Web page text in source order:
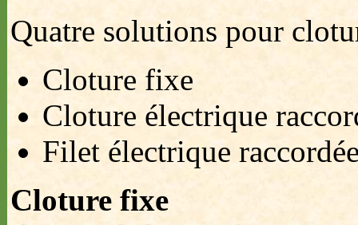
Quatre solutions pour
Cloture fixe
Cloture électrique
Filet électrique
Cloture fixe